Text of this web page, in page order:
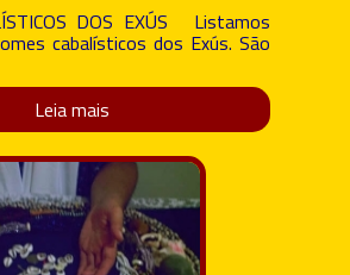
DOS EXÚS Listamos
cabalísticos dos Exús. São
Leia mais